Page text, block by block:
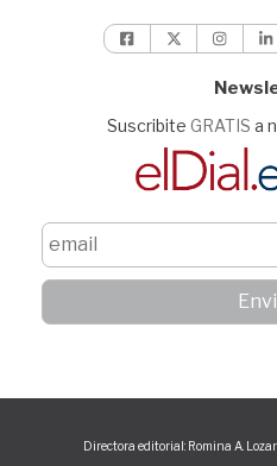
Suscribite GRATIS a
Directora editorial: Romina A.